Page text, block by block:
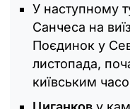
У наступному
Санчеса на
Поєдинок у
листопада,
київським